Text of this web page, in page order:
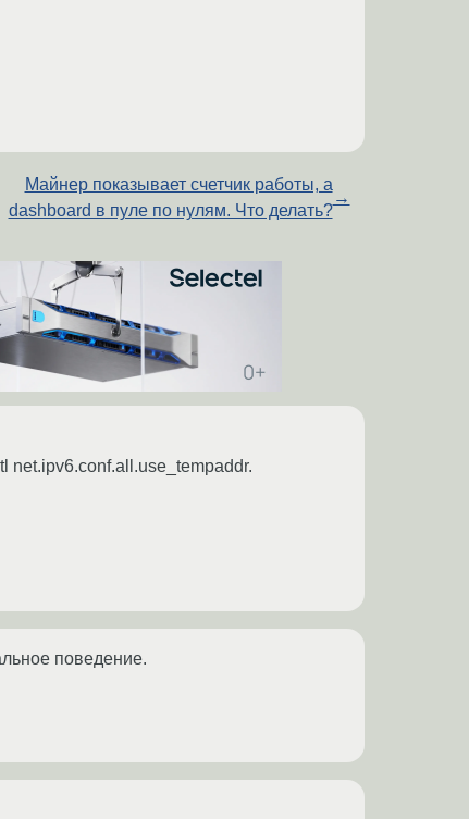
Майнер показывает счетчик работы, а
dashboard в пуле по нулям. Что делать?
→
net.ipv6.conf.all.use_tempaddr.
поведение.